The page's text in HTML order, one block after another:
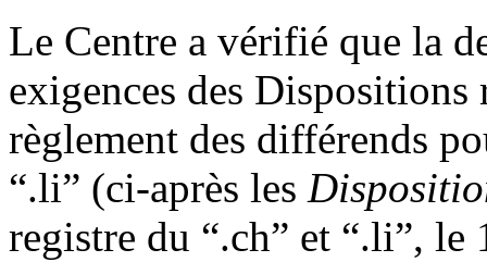
Le Centre a vérifié que la
exigences des
règlement des différends
“.li” (ci-après les
registre du “.ch” et “.li”, le